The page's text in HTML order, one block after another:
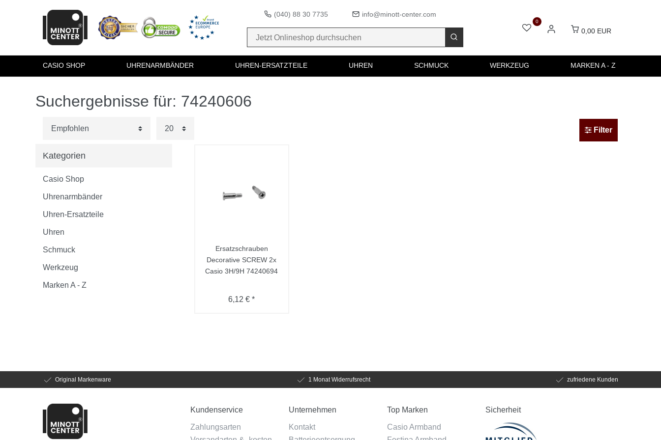
(040) 88 30 7735 info@minott-center.com
0
0,00 EUR
CASIO SHOP UHRENARMBÄNDER UHREN-ERSATZTEILE UHREN SCHMUCK WERKZEUG MARKEN A - Z
Suchergebnisse für: 74240606
Filter
Kategorien
Casio Shop
Uhrenarmbänder
Uhren-Ersatzteile
Uhren
Schmuck
Werkzeug
Marken A - Z
Ersatzschrauben
Decorative SCREW 2x
Casio 3H/9H 74240694
6,12 € *
Original Markenware 1 Monat Widerrufsrecht zufriedene Kunden
Kundenservice
Zahlungsarten
Unternehmen
Kontakt
Top Marken
Casio Armband
Sicherheit